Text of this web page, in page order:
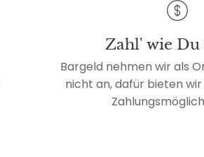
Zahl' wie Du
Bargeld nehmen wir als
nicht an, dafür bieten wir